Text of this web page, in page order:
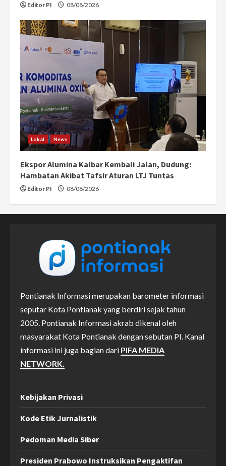
Editor PI 08/08/2026
Lokal News
Ekspor Alumina Kalbar Kembali Jalan, Dudung:
Hambatan Akibat Tafsir Aturan LTJ Tuntas
Editor PI 08/08/2026
Pontianak Informasi merupakan barometer informasi
seputar Kota Pontianak yang berdiri sejak tahun
2005. Pontianak Informasi akrab dikenal oleh
masyarakat Kota Pontianak dengan sebutan PI. Kanal
informasi ini juga bagian dari PIFA MEDIA
NETWORK.
Kebijakan Privasi
Kode Etik Jurnalistik
Pedoman Media Siber
Presiden Prabowo Instruksikan Pengaktifan